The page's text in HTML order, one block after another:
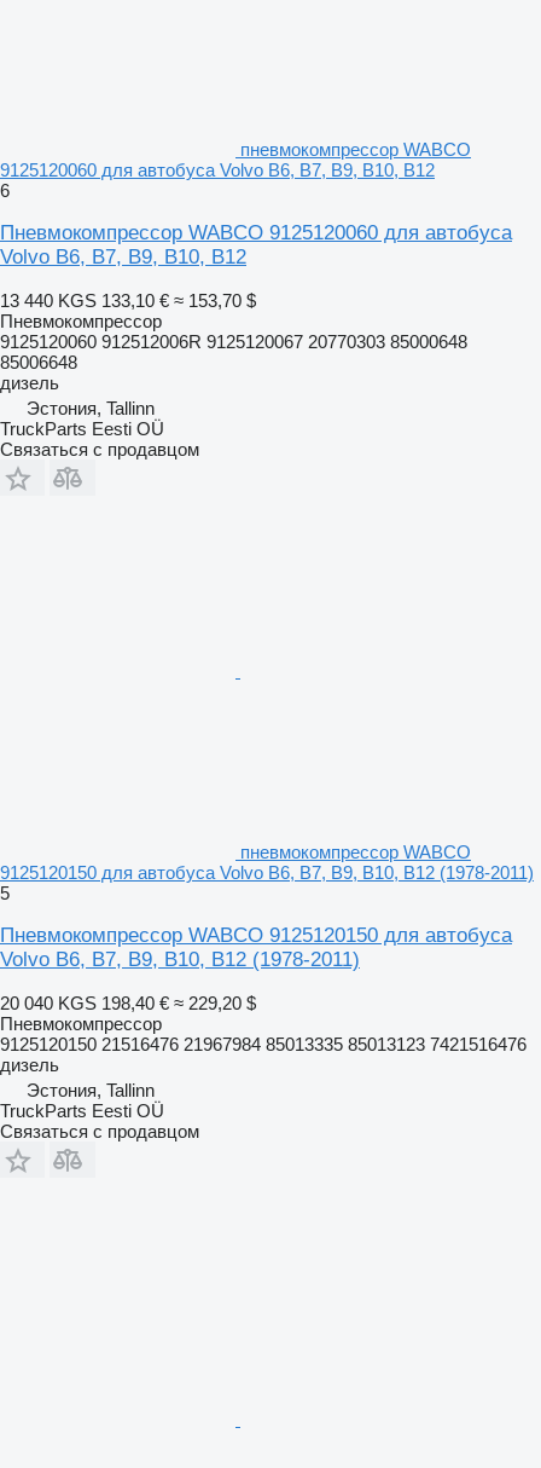
пневмокомпрессор WABCO
9125120060 для автобуса Volvo B6, B7, B9, B10, B12
6
Пневмокомпрессор WABCO 9125120060 для автобуса
Volvo B6, B7, B9, B10, B12
13 440 KGS 133,10 € ≈ 153,70 $
Пневмокомпрессор
9125120060 912512006R 9125120067 20770303 85000648
85006648
дизель
Эстония, Tallinn
TruckParts Eesti OÜ
Связаться с продавцом
пневмокомпрессор WABCO
9125120150 для автобуса Volvo B6, B7, B9, B10, B12 (1978-2011)
5
Пневмокомпрессор WABCO 9125120150 для автобуса
Volvo B6, B7, B9, B10, B12 (1978-2011)
20 040 KGS 198,40 € ≈ 229,20 $
Пневмокомпрессор
9125120150 21516476 21967984 85013335 85013123 7421516476
дизель
Эстония, Tallinn
TruckParts Eesti OÜ
Связаться с продавцом